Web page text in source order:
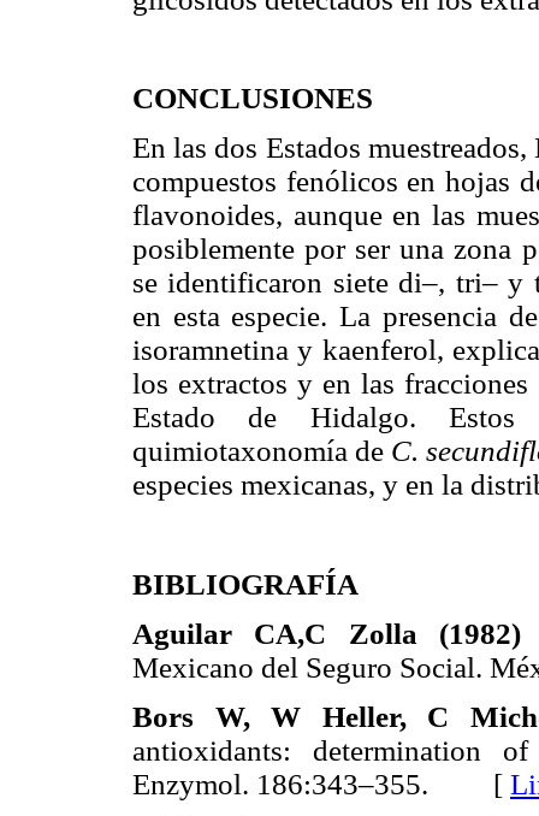
CONCLUSIONES
En las dos Estados
compuestos fenólicos en hojas
flavonoides, aunque en las
posiblemente por ser una zona
se identificaron siete di–, tri– y
en esta especie. La presencia
isoramnetina y kaenferol,
los extractos y en las
Estado de Hidalgo.
quimiotaxonomía de C.
especies mexicanas, y en la
BIBLIOGRAFÍA
Aguilar CA,C Zolla
Mexicano del Seguro Social.
Bors W, W Heller, C
antioxidants: determination
Enzymol. 186:343–355. [